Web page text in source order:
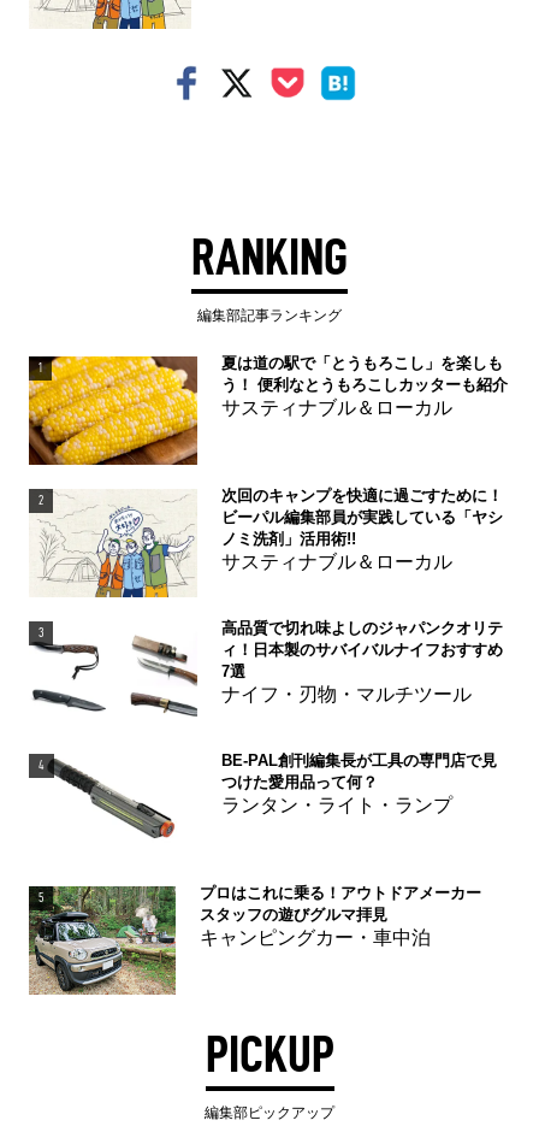
RANKING
編集部記事ランキング
1
夏は道の駅で「とうもろこし」を楽しも
う！ 便利なとうもろこしカッターも紹介
サスティナブル＆ローカル
2
次回のキャンプを快適に過ごすために！
ビーパル編集部員が実践している「ヤシ
ノミ洗剤」活用術!!
サスティナブル＆ローカル
3
高品質で切れ味よしのジャパンクオリテ
ィ！日本製のサバイバルナイフおすすめ
7選
ナイフ・刃物・マルチツール
4
BE-PAL創刊編集長が工具の専門店で見
つけた愛用品って何？
ランタン・ライト・ランプ
5
プロはこれに乗る！アウトドアメーカー
スタッフの遊びグルマ拝見
キャンピングカー・車中泊
PICKUP
編集部ピックアップ